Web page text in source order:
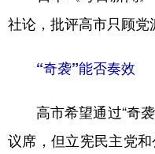
社论，批评高市只顾党
“奇袭”能否奏效
高市希望通过“奇袭
议席，但立宪民主党